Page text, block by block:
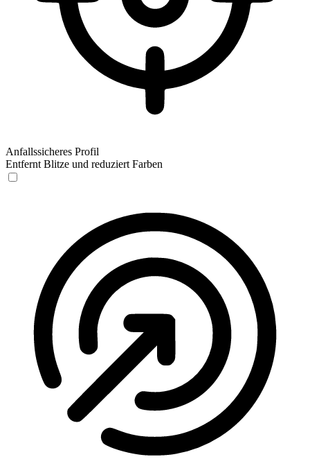
Anfallssicheres Profil
Entfernt Blitze und reduziert Farben